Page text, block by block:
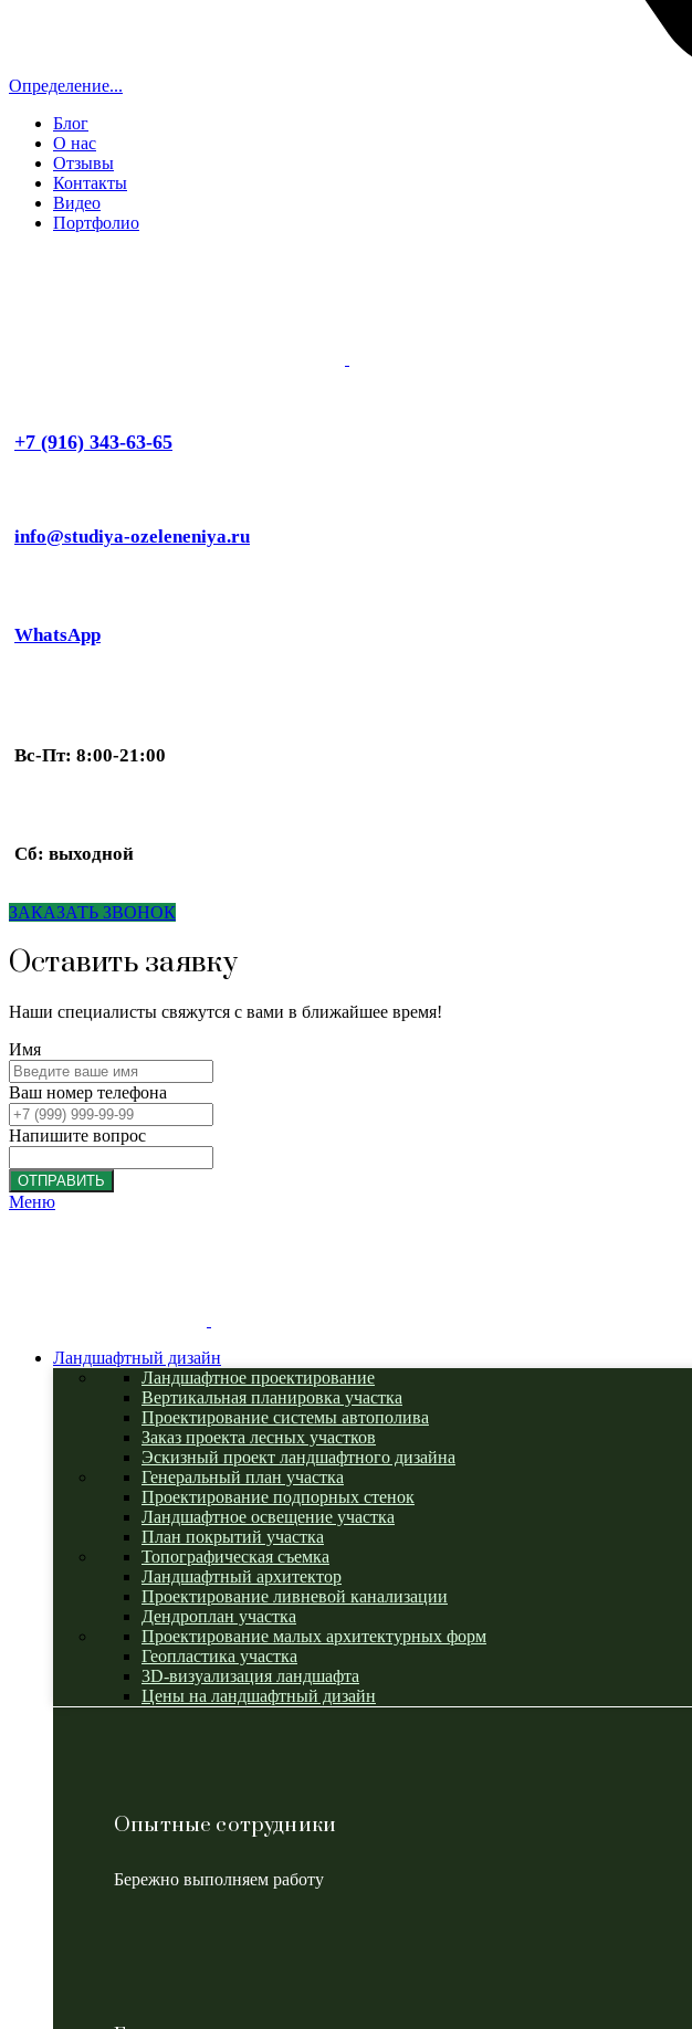
Определение...
Блог
О нас
Отзывы
Контакты
Видео
Портфолио
+7 (916) 343-63-65
info@studiya-ozeleneniya.ru
WhatsApp
Вс-Пт: 8:00-21:00
Сб: выходной
ЗАКАЗАТЬ ЗВОНОК
Оставить заявку
Наши специалисты свяжутся с вами в ближайшее время!
Имя
Ваш номер телефона
Напишите вопрос
ОТПРАВИТЬ
Меню
Ландшафтный дизайн
Ландшафтное проектирование
Вертикальная планировка участка
Проектирование системы автополива
Заказ проекта лесных участков
Эскизный проект ландшафтного дизайна
Генеральный план участка
Проектирование подпорных стенок
Ландшафтное освещение участка
План покрытий участка
Топографическая съемка
Ландшафтный архитектор
Проектирование ливневой канализации
Дендроплан участка
Проектирование малых архитектурных форм
Геопластика участка
3D-визуализация ландшафта
Цены на ландшафтный дизайн
Опытные сотрудники
Бережно выполняем работу